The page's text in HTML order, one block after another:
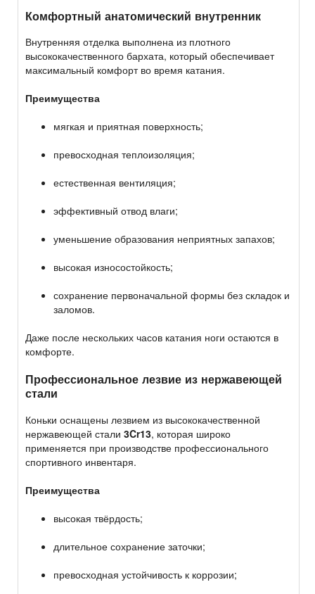
Комфортный анатомический внутренник
Внутренняя отделка выполнена из плотного
высококачественного бархата, который обеспечивает
максимальный комфорт во время катания.
Преимущества
мягкая и приятная поверхность;
превосходная теплоизоляция;
естественная вентиляция;
эффективный отвод влаги;
уменьшение образования неприятных запахов;
высокая износостойкость;
сохранение первоначальной формы без складок и
заломов.
Даже после нескольких часов катания ноги остаются в
комфорте.
Профессиональное лезвие из нержавеющей
стали
Коньки оснащены лезвием из высококачественной
нержавеющей стали 3Cr13, которая широко
применяется при производстве профессионального
спортивного инвентаря.
Преимущества
высокая твёрдость;
длительное сохранение заточки;
превосходная устойчивость к коррозии;